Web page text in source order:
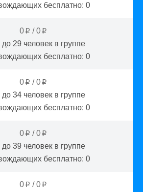
бесплатно: 0
0 p /0 p
до 29 человек в группе
бесплатно: 0
0 p /0 p
до 34 человек в группе
бесплатно: 0
0 p /0 p
до 39 человек в группе
бесплатно: 0
0 p /0 p